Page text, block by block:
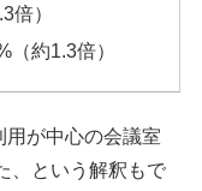
倍）
約1.3倍）
用が中心の会議室
、という解釈もで